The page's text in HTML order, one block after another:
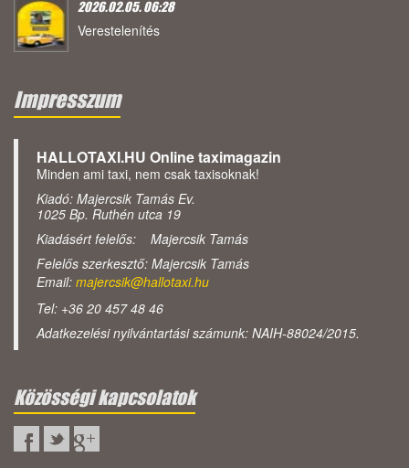
2026.02.05. 06:28
Verestelenítés
Impresszum
HALLOTAXI.HU Online taximagazin
Minden ami taxi, nem csak taxisoknak!
Kiadó: Majercsik Tamás Ev.
1025 Bp. Ruthén utca 19
Kiadásért felelős: Majercsik Tamás
Felelős szerkesztő: Majercsik Tamás
Email: majercsik@hallotaxi.hu
Tel: +36 20 457 48 46
Adatkezelési nyilvántartási számunk: NAIH-88024/2015.
Közösségi kapcsolatok